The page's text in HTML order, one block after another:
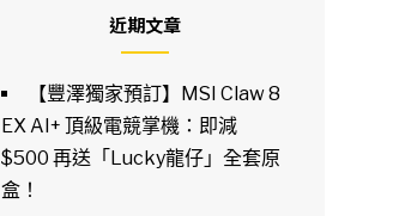
近期文章
【豐澤獨家預訂】MSI Claw 8
EX AI+ 頂級電競掌機：即減
$500 再送「Lucky龍仔」全套原
盒！